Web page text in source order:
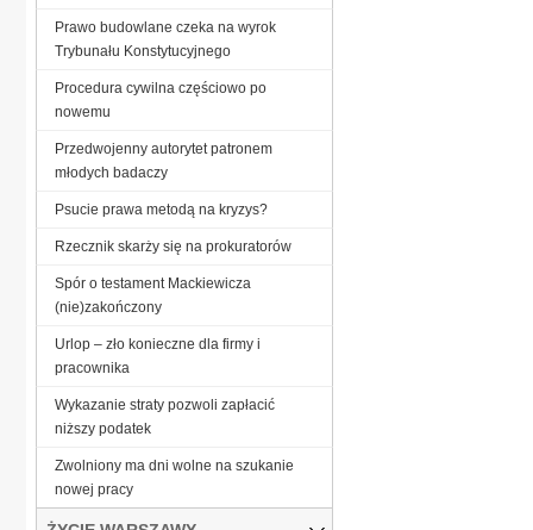
Prawo budowlane czeka na wyrok
Trybunału Konstytucyjnego
Procedura cywilna częściowo po
nowemu
Przedwojenny autorytet patronem
młodych badaczy
Psucie prawa metodą na kryzys?
Rzecznik skarży się na prokuratorów
Spór o testament Mackiewicza
(nie)zakończony
Urlop – zło konieczne dla firmy i
pracownika
Wykazanie straty pozwoli zapłacić
niższy podatek
Zwolniony ma dni wolne na szukanie
nowej pracy